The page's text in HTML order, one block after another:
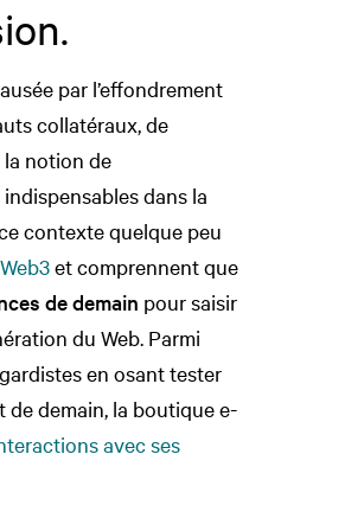
par l’effondrement
collatéraux, de
notion de
dans la
contexte quelque peu
et comprennent que
de demain pour saisir
du Web. Parmi
en osant tester
de demain, la boutique e-
avec ses